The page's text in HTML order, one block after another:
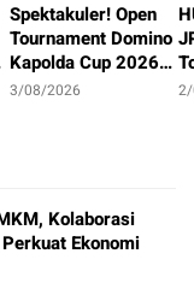
Spektakuler! Open
Tournament Domino
Kapolda Cup 2026
Ditutup Meriah,
3/08/2026
Kolaborasi
Ekonomi